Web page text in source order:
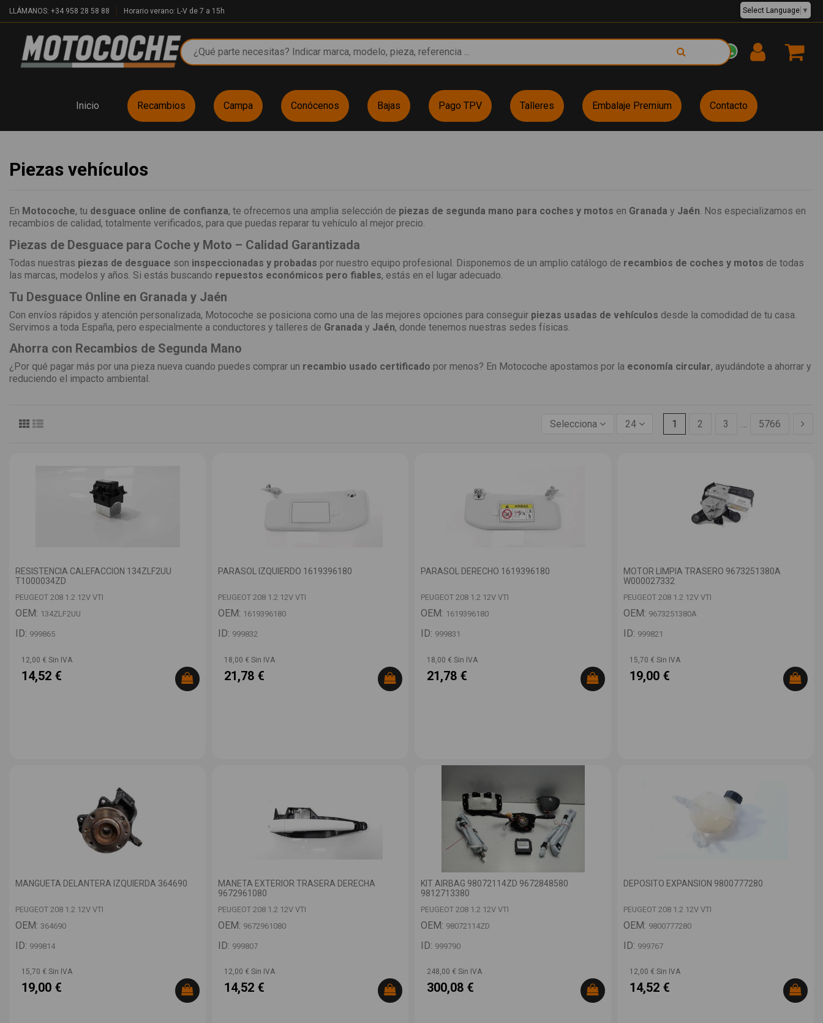
LLÁMANOS: +34 958 28 58 88 Horario verano: L-V de 7 a 15h EUR €
Select Language ▼
Inicio Recambios Campa Conócenos Bajas Pago TPV Talleres Embalaje Premium Contacto
Piezas vehículos
En Motocoche, tu desguace online de confianza, te ofrecemos una amplia selección de piezas de segunda mano para coches y motos en Granada y Jaén. Nos especializamos en
recambios de calidad, totalmente verificados, para que puedas reparar tu vehículo al mejor precio.
Piezas de Desguace para Coche y Moto – Calidad Garantizada
Todas nuestras piezas de desguace son inspeccionadas y probadas por nuestro equipo profesional. Disponemos de un amplio catálogo de recambios de coches y motos de todas
las marcas, modelos y años. Si estás buscando repuestos económicos pero fiables, estás en el lugar adecuado.
Tu Desguace Online en Granada y Jaén
Con envíos rápidos y atención personalizada, Motocoche se posiciona como una de las mejores opciones para conseguir piezas usadas de vehículos desde la comodidad de tu casa.
Servimos a toda España, pero especialmente a conductores y talleres de Granada y Jaén, donde tenemos nuestras sedes físicas.
Ahorra con Recambios de Segunda Mano
¿Por qué pagar más por una pieza nueva cuando puedes comprar un recambio usado certificado por menos? En Motocoche apostamos por la economía circular, ayudándote a ahorrar y
reduciendo el impacto ambiental.
Selecciona 24 1 2 3 5766
RESISTENCIA CALEFACCION 134ZLF2UU
T1000034ZD
PEUGEOT 208 1.2 12V VTI
OEM: 134ZLF2UU
ID: 999865
12,00 € Sin IVA
14,52 €
PARASOL IZQUIERDO 1619396180
PEUGEOT 208 1.2 12V VTI
OEM: 1619396180
ID: 999832
18,00 € Sin IVA
21,78 €
PARASOL DERECHO 1619396180
PEUGEOT 208 1.2 12V VTI
OEM: 1619396180
ID: 999831
18,00 € Sin IVA
21,78 €
MOTOR LIMPIA TRASERO 9673251380A
W000027332
PEUGEOT 208 1.2 12V VTI
OEM: 9673251380A
ID: 999821
15,70 € Sin IVA
19,00 €
MANGUETA DELANTERA IZQUIERDA 364690
PEUGEOT 208 1.2 12V VTI
OEM: 364690
ID: 999814
15,70 € Sin IVA
19,00 €
MANETA EXTERIOR TRASERA DERECHA
9672961080
PEUGEOT 208 1.2 12V VTI
OEM: 9672961080
ID: 999807
12,00 € Sin IVA
14,52 €
KIT AIRBAG 98072114ZD 9672848580
9812713380
PEUGEOT 208 1.2 12V VTI
OEM: 98072114ZD
ID: 999790
248,00 € Sin IVA
300,08 €
DEPOSITO EXPANSION 9800777280
PEUGEOT 208 1.2 12V VTI
OEM: 9800777280
ID: 999767
12,00 € Sin IVA
14,52 €